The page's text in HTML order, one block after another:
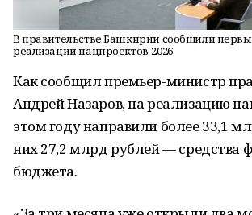
В правительстве Башкирии сообщили
реализации нацпроектов-2026
Как сообщил премьер-министр
Андрей Назаров, на реализацию
этом году направили более 33,1
них 27,2 млрд рублей — средства
бюджета.